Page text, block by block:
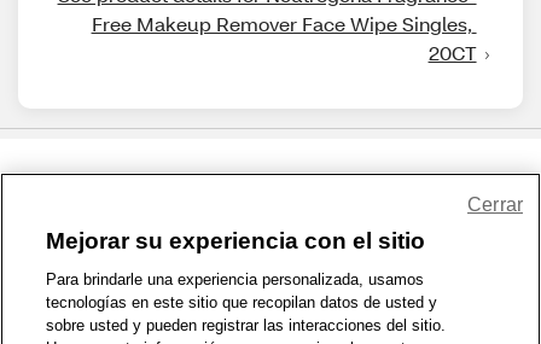
Free Makeup Remover Face Wipe Singles,
20CT
1-800-679-9691 | Contáctenos | Términos de Uso | Accesibilidad
Política de Privacidad | WA Privacy Policy | Mapa del sitio
Zona de Bienestar | © 1999 - 2026 CVS.com
Mejorar su experiencia con el sitio
Para brindarle una experiencia personalizada, usamos
tecnologías en este sitio que recopilan datos de usted y
sobre usted y pueden registrar las interacciones del sitio.
Cerrar